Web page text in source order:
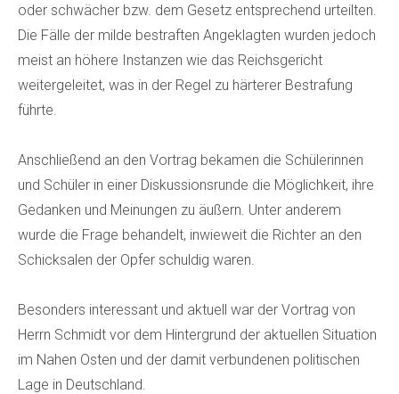
oder schwächer bzw. dem Gesetz entsprechend urteilten.
Die Fälle der milde bestraften Angeklagten wurden jedoch
meist an höhere Instanzen wie das Reichsgericht
weitergeleitet, was in der Regel zu härterer Bestrafung
führte.
Anschließend an den Vortrag bekamen die Schülerinnen
und Schüler in einer Diskussionsrunde die Möglichkeit, ihre
Gedanken und Meinungen zu äußern. Unter anderem
wurde die Frage behandelt, inwieweit die Richter an den
Schicksalen der Opfer schuldig waren.
Besonders interessant und aktuell war der Vortrag von
Herrn Schmidt vor dem Hintergrund der aktuellen Situation
im Nahen Osten und der damit verbundenen politischen
Lage in Deutschland.